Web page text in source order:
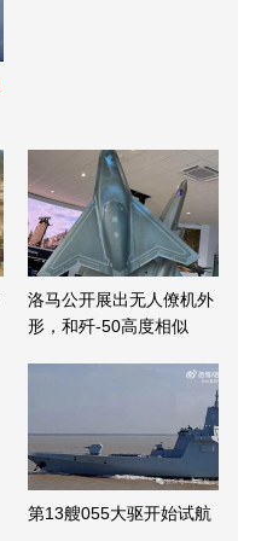
洛马公开展出无人僚机外
形，和歼-50高度相似
第13艘055大驱开始试航